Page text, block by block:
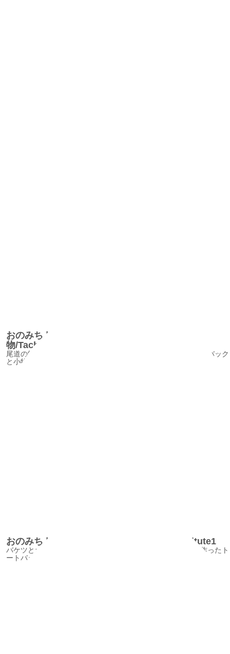
おのみちトートバック＆小
物/TachibanaTextileInstitute2
尾道の帆布を使って作られた、イチジクをイメージしたトートバック
と小物です。
おのみちトートバック/TachibanaTextileInstitute1
バケツとボートそして魚のフグをイメージして尾道の帆布で作ったト
ートバックです。